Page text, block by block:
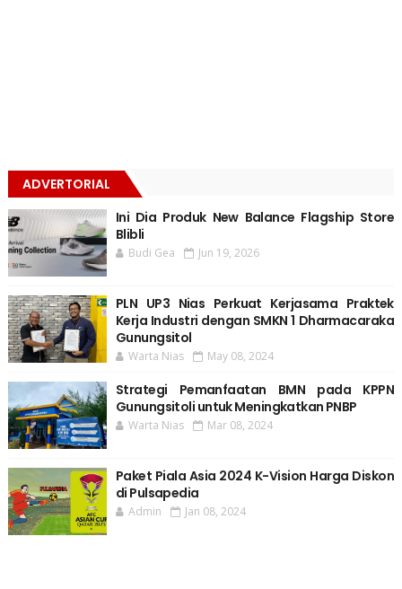
ADVERTORIAL
Ini Dia Produk New Balance Flagship Store
Blibli
Budi Gea Jun 19, 2026
PLN UP3 Nias Perkuat Kerjasama Praktek
Kerja Industri dengan SMKN 1 Dharmacaraka
Gunungsitol
Warta Nias May 08, 2024
Strategi Pemanfaatan BMN pada KPPN
Gunungsitoli untuk Meningkatkan PNBP
Warta Nias Mar 08, 2024
Paket Piala Asia 2024 K-Vision Harga Diskon
di Pulsapedia
Admin Jan 08, 2024